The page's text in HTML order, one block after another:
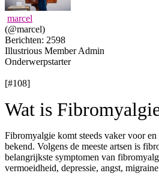
marcel
(@marcel)
Berichten: 2598
Illustrious Member Admin
Onderwerpstarter
[#108]
Wat is
Fibromyalgie komt steeds vaker voor
bekend. Volgens de meeste artsen is
belangrijkste symptomen van
vermoeidheid, depressie, angst,